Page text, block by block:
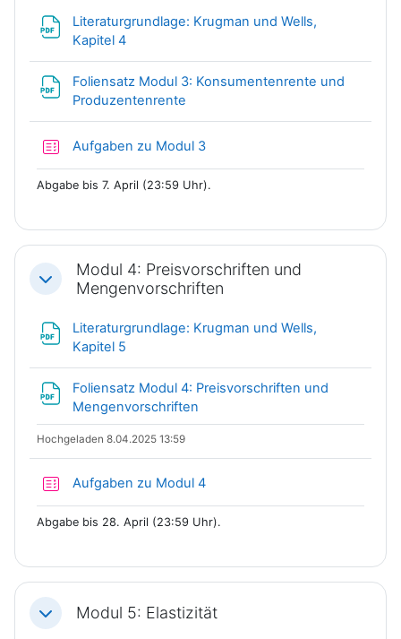
Literaturgrundlage: Krugman und Wells,
Kapitel 4
Foliensatz Modul 3: Konsumentenrente und
Produzentenrente
Aufgaben zu Modul 3Test
Abgabe bis 7. April (23:59 Uhr).
Einklappen
Modul 4: Preisvorschriften und
Mengenvorschriften
Literaturgrundlage: Krugman und Wells,
Kapitel 5
Foliensatz Modul 4: Preisvorschriften und
Mengenvorschriften
Hochgeladen 8.04.2025 13:59
Aufgaben zu Modul 4Test
Abgabe bis 28. April (23:59 Uhr).
EinklappenModul 5: Elastizität